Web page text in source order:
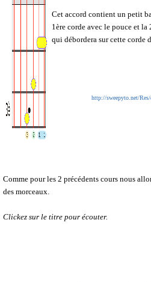
Cet accord contient un petit
1ère corde avec le pouce et
qui débordera sur cette corde
http://sweepyto.net/Res/
Comme pour les 2 précédents cours nous
des morceaux.
Clickez sur le titre pour écouter.